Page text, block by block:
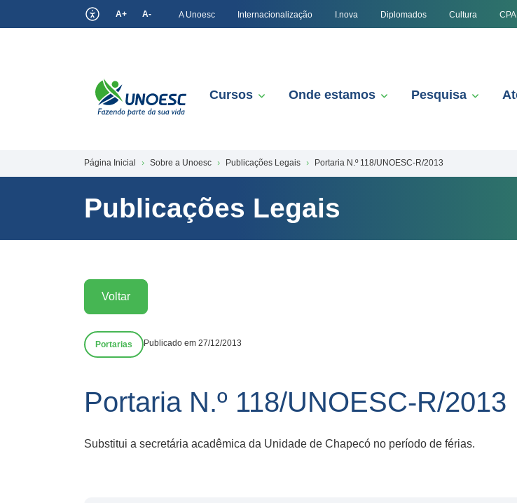
A+ A- A Unoesc Internacionalização I.nova Diplomados Cultura CPA
Cursos Onde estamos Pesquisa
Página Inicial Sobre a Unoesc Publicações Legais Portaria N.º 118/UNOESC-R/2013
Publicações Legais
Voltar
Portarias Publicado em 27/12/2013
Portaria N.º 118/UNOESC-R/2013
Substitui a secretária acadêmica da Unidade de Chapecó no período de férias.